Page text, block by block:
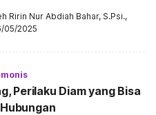
Ririn Nur Abdiah Bahar, S.Psi.,
05/2025
Perilaku Diam yang Bisa